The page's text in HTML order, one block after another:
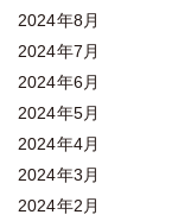
2024年8月
2024年7月
2024年6月
2024年5月
2024年4月
2024年3月
2024年2月